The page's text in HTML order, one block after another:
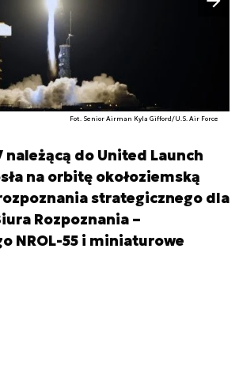
Fot. Senior Airman Kyla Gifford/U.S. Air Force
należącą do United Launch
na orbitę okołoziemską
strategicznego dla
Rozpoznania –
NROL-55 i miniaturowe